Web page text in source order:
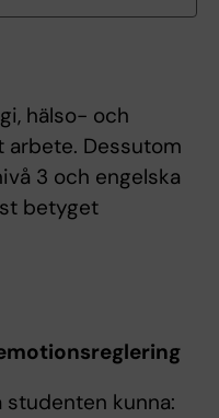
hälso- och
Dessutom
3 och engelska
betyget
kunna: